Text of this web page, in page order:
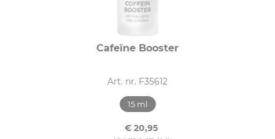
Cafeïne Booster
Art. nr. F35612
15 ml
€ 20,95